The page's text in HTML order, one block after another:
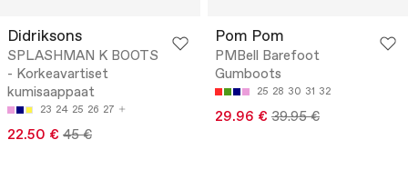
Didriksons
SPLASHMAN K BOOTS
- Korkeavartiset
kumisaappaat
23 24 25 26 27
22.50 € 45 €
Pom Pom
PMBell Barefoot
Gumboots
25 28 30 31 32
29.96 € 39.95 €